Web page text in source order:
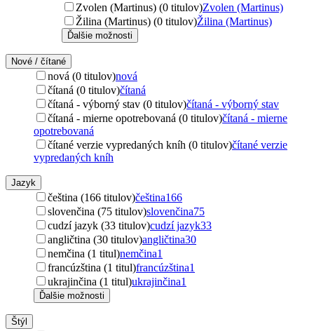
Zvolen (Martinus) (0 titulov)Zvolen (Martinus)
Žilina (Martinus) (0 titulov)Žilina (Martinus)
Ďalšie možnosti
Nové / čítané
nová (0 titulov)nová
čítaná (0 titulov)čítaná
čítaná - výborný stav (0 titulov)čítaná - výborný stav
čítaná - mierne opotrebovaná (0 titulov)čítaná - mierne
opotrebovaná
čítané verzie vypredaných kníh (0 titulov)čítané verzie
vypredaných kníh
Jazyk
čeština (166 titulov)čeština166
slovenčina (75 titulov)slovenčina75
cudzí jazyk (33 titulov)cudzí jazyk33
angličtina (30 titulov)angličtina30
nemčina (1 titul)nemčina1
francúzština (1 titul)francúzština1
ukrajinčina (1 titul)ukrajinčina1
Ďalšie možnosti
Štýl